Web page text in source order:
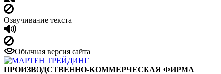
Озвучивание текста
Обычная версия сайта
ПРОИЗВОДСТВЕННО-КОММЕРЧЕСКАЯ ФИРМА